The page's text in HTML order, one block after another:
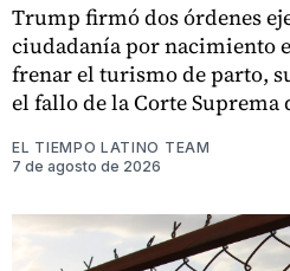
Trump firmó dos órdenes
ciudadanía por nacimiento
frenar el turismo de parto,
el fallo de la Corte Suprema
EL TIEMPO LATINO TEAM
7 de agosto de 2026